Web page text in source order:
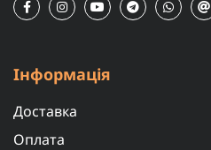
Інформація
Доставка
Оплата